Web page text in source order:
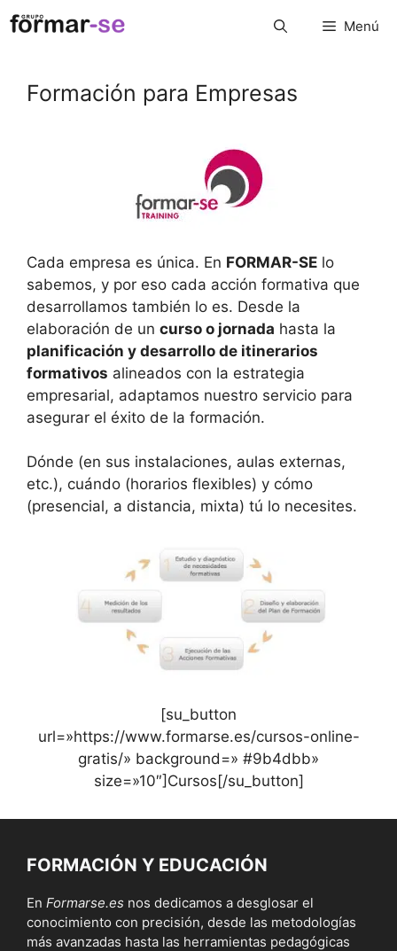
Saltar
al
Menú
Formación para Empresas
Cada empresa es única. En FORMAR-SE lo
sabemos, y por eso cada acción formativa que
desarrollamos también lo es. Desde la
elaboración de un curso o jornada hasta la
planificación y desarrollo de itinerarios
formativos alineados con la estrategia
empresarial, adaptamos nuestro servicio para
asegurar el éxito de la formación.
Dónde (en sus instalaciones, aulas externas,
etc.), cuándo (horarios flexibles) y cómo
(presencial, a distancia, mixta) tú lo necesites.
[su_button
url=»https://www.formarse.es/cursos-online-
gratis/» background=» #9b4dbb»
size=»10″]Cursos[/su_button]
FORMACIÓN Y EDUCACIÓN
En Formarse.es nos dedicamos a desglosar el
conocimiento con precisión, desde las metodologías
más avanzadas hasta las herramientas pedagógicas